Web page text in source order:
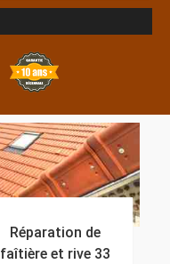
Réparation de
faîtière et rive 33